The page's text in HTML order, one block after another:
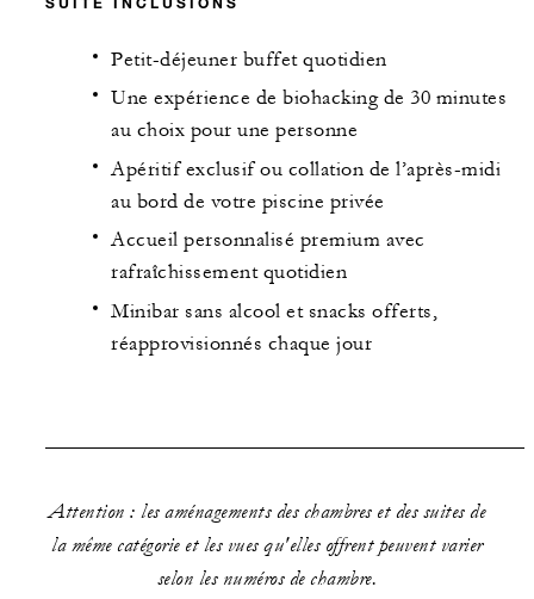
Petit-déjeuner buffet quotidien
Une expérience de biohacking de 30 minutes
au choix pour une personne
Apéritif exclusif ou collation de l’après-midi
au bord de votre piscine privée
Accueil personnalisé premium avec
rafraîchissement quotidien
Minibar sans alcool et snacks offerts,
réapprovisionnés chaque jour
Attention : les aménagements des chambres et des suites de
la même catégorie et les vues qu'elles offrent peuvent varier
selon les numéros de chambre.